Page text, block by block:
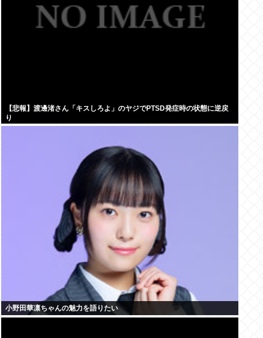
【悲報】渡邊渚さん「キスしろよ」のヤジでPTSD発症時の状態に逆戻
り
小野田華凛ちゃんの魅力を語りたい